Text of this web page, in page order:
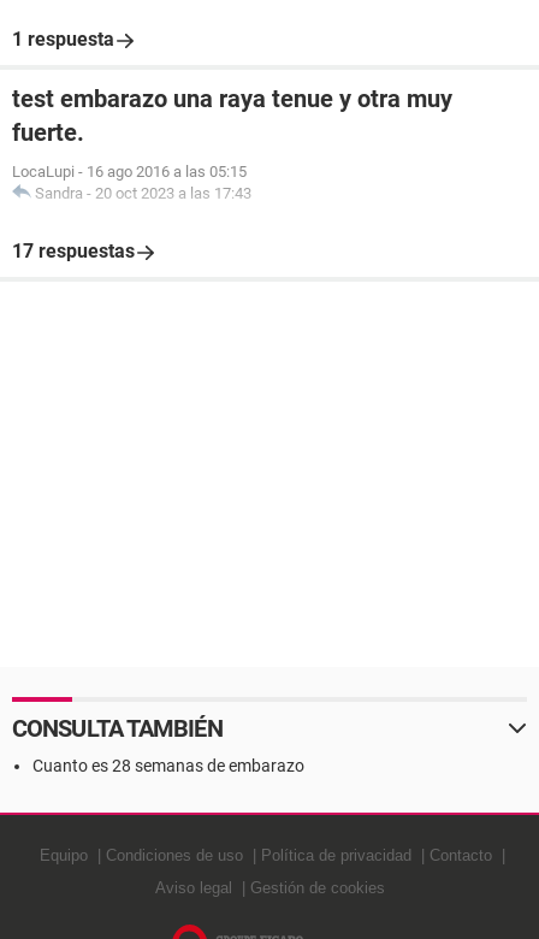
1 respuesta
test embarazo una raya tenue y otra muy
fuerte.
LocaLupi - 16 ago 2016 a las 05:15
Sandra - 20 oct 2023 a las 17:43
17 respuestas
CONSULTA TAMBIÉN
Cuanto es 28 semanas de embarazo
Equipo Condiciones de uso Política de privacidad
Contacto
Aviso legal
Gestión de cookies